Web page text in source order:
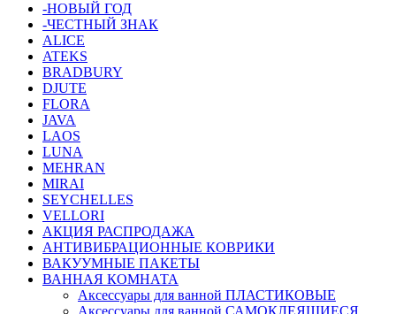
-НОВЫЙ ГОД
-ЧЕСТНЫЙ ЗНАК
ALICE
ATEKS
BRADBURY
DJUTE
FLORA
JAVA
LAOS
LUNA
MEHRAN
MIRAI
SEYCHELLES
VELLORI
АКЦИЯ РАСПРОДАЖА
АНТИВИБРАЦИОННЫЕ КОВРИКИ
ВАКУУМНЫЕ ПАКЕТЫ
ВАННАЯ КОМНАТА
Аксессуары для ванной ПЛАСТИКОВЫЕ